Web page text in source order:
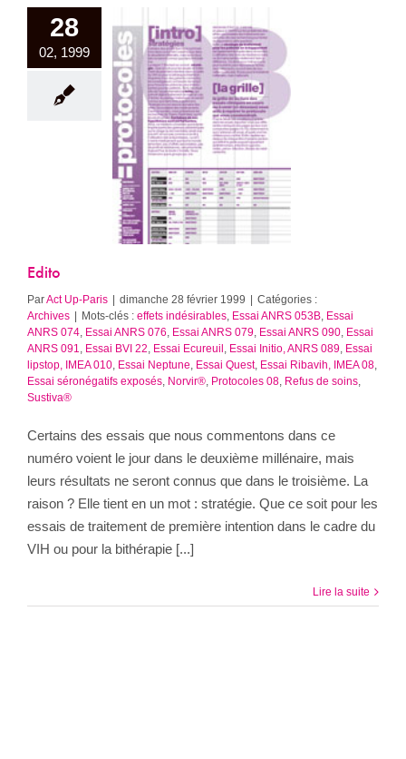
28
02, 1999
Edito
ParAct Up-Paris dimanche 28 février 1999
Catégories :
Archives
Mots-clés : effets indésirables, Essai ANRS 053B, Essai
ANRS 074, Essai ANRS 076, Essai ANRS 079, Essai ANRS 090, Essai
ANRS 091, Essai BVI 22, Essai Ecureuil , Essai Initio, ANRS 089, Essai
lipstop, IMEA 010, Essai Neptune, Essai Quest, Essai Ribavih, IMEA 08,
Essai séronégatifs exposés, Norvir®, Protocoles 08, Refus de soins,
Sustiva®
Certains des essais que nous commentons dans ce
numéro voient le jour dans le deuxième millénaire, mais
leurs résultats ne seront connus que dans le troisième. La
raison ? Elle tient en un mot : stratégie. Que ce soit pour les
essais de traitement de première intention dans le cadre du
VIH ou pour la bithérapie [...]
Lire la suite